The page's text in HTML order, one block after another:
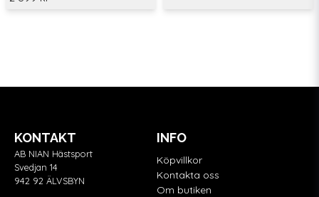
KONTAKT
AB NIAN Hästsport
Svedjan 14
942 92 ÄLVSBYN
INFO
Köpvillkor
Kontakta oss
Om butiken